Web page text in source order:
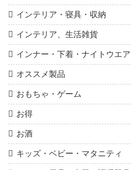
インテリア・寝具・収納
インテリア、生活雑貨
インナー・下着・ナイトウエア
オススメ製品
おもちゃ・ゲーム
お得
お酒
キッズ・ベビー・マタニティ